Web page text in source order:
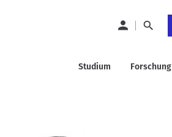
Studium Forschung